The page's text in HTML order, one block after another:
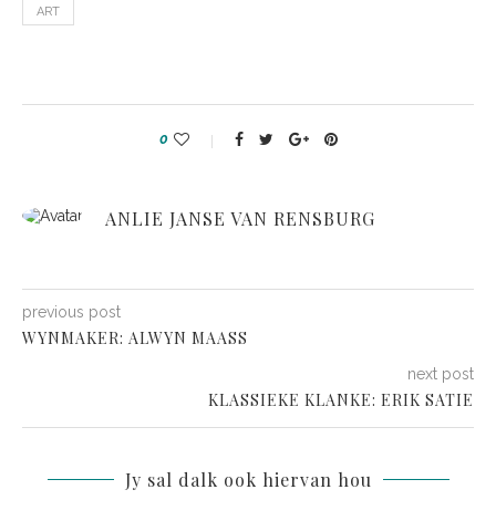
ART
0
ANLIE JANSE VAN RENSBURG
previous post
WYNMAKER: ALWYN MAASS
next post
KLASSIEKE KLANKE: ERIK SATIE
Jy sal dalk ook hiervan hou